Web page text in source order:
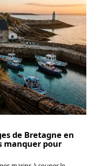
de Bretagne en
manquer pour